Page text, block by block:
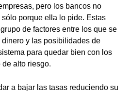
pero los bancos no
porque ella lo pide. Estas
de factores entre los que se
y las posibilidades de
para quedar bien con los
alto riesgo.
a bajar las tasas reduciendo su